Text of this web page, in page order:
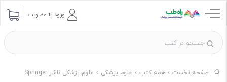
ورود یا عضویت
صفحه نخست همه کتب علوم پزشکی علوم پزشکی ناشر Springer